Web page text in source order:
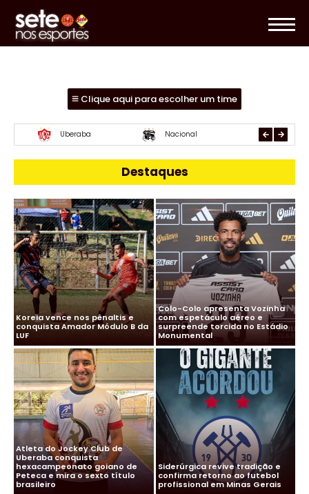
Clique aqui para escolher um time
Essube Mamoré URT
Destaques
Koreia vence nos pênaltis e
conquista Amador Módulo B da
LUF
Colo-Colo apresenta Vozinha
com espetáculo aéreo e
surpreende torcida no Estádio
Monumental
Atleta do Jockey Club de
Uberaba conquista
hexacampeonato goiano de
Peteca e mira o sexto título
brasileiro
Siderúrgica revive tradição e
confirma retorno ao futebol
profissional em Minas Gerais
Presidente Lúcio Vaz solta o
verbo em entrevista sobre o
futuro do Nacional